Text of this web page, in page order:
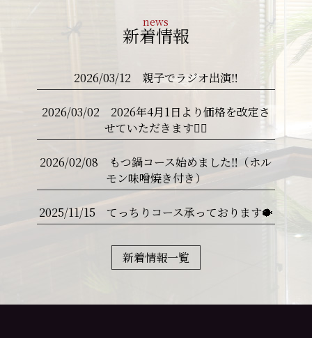
news
新着情報
2026/03/12 親子でラジオ出演‼️
2026/03/02 2026年4月1日より価格を改定さ
せていただきます🙇‍♂️
2026/02/08 もつ鍋コース始めました‼️（ホル
モン味噌焼き付き）
2025/11/15 てっちりコース承っております🐡
新着情報一覧